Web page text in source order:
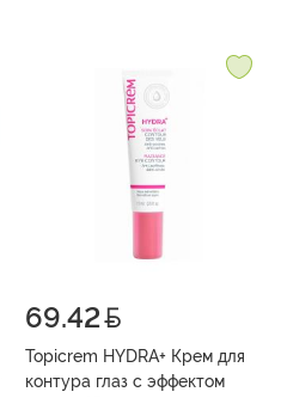
69.42
Topicrem HYDRA+ Крем для
контура глаз с эффектом